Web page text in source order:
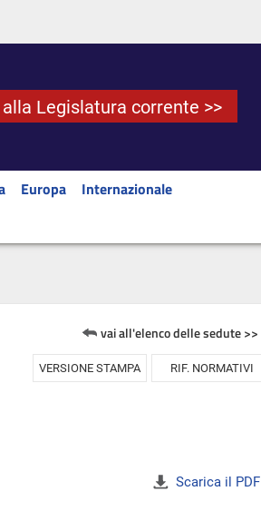
Legislatura corrente >>
Europa
Internazionale
vai all'elenco delle sedute >>
VERSIONE STAMPA RIF. NORMATIVI
Scarica il PDF